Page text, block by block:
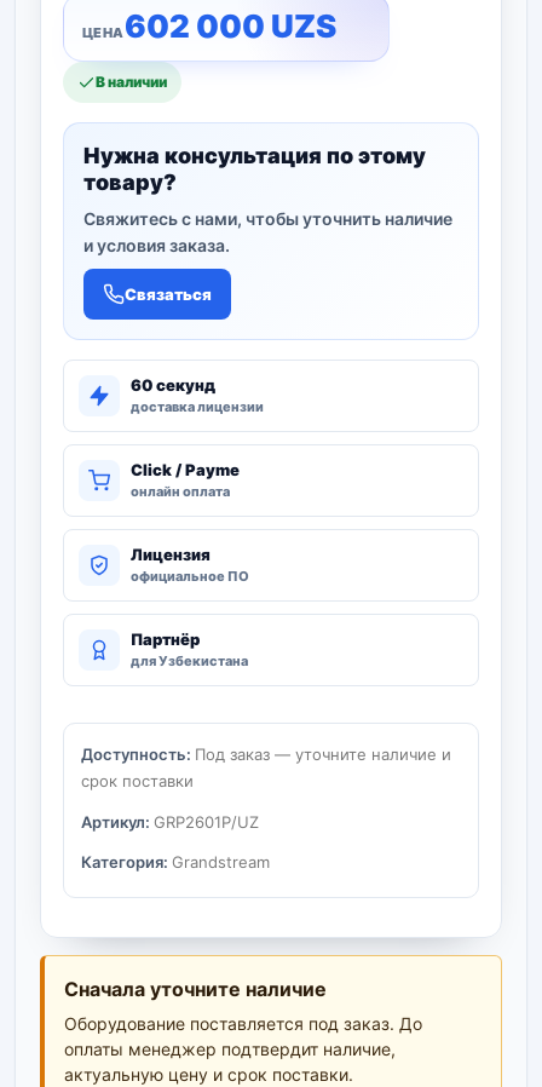
602 000 UZS
В наличии
Нужна консультация по этому
товару?
Свяжитесь с нами, чтобы уточнить наличие
и условия заказа.
Связаться
60 секунд
доставка лицензии
Click / Payme
онлайн оплата
Лицензия
официальное ПО
Партнёр
для Узбекистана
Доступность: Под заказ — уточните наличие и
срок поставки
Артикул: GRP2601P/UZ
Категория: Grandstream
Сначала уточните наличие
Оборудование поставляется под заказ. До
оплаты менеджер подтвердит наличие,
актуальную цену и срок поставки.